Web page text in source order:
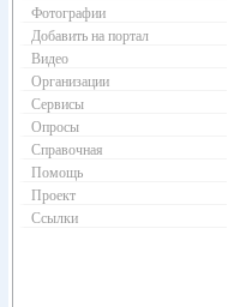
Фотографии
Добавить на портал
Видео
Организации
Сервисы
Опросы
Справочная
Помощь
Проект
Ссылки